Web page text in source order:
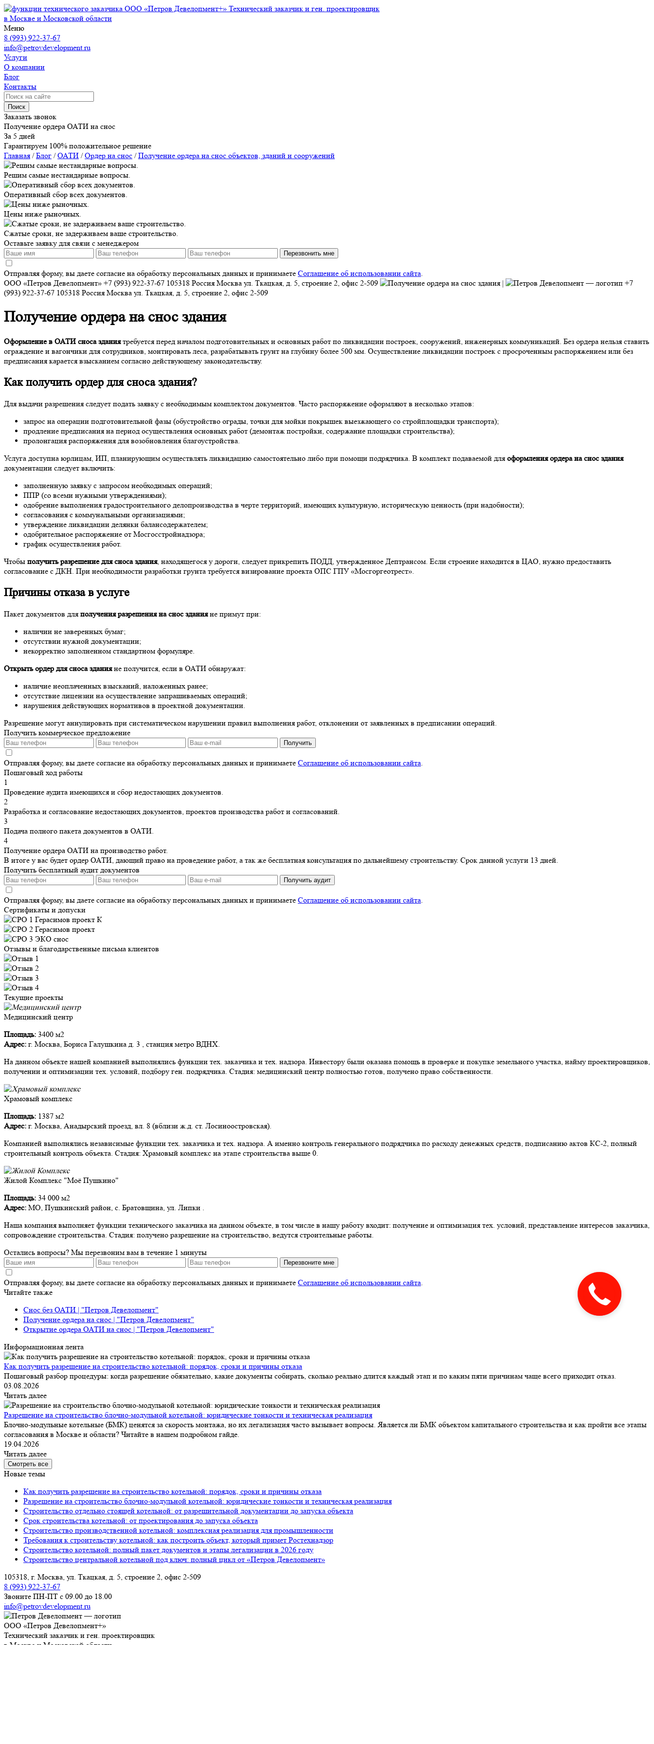
ООО «Петров Девелопмент+» Технический заказчик и ген. проектировщик
в Москве и Московской области
Меню
8 (993) 922-37-67
info@petrovdevelopment.ru
Услуги
О компании
Блог
Контакты
Поиск
Заказать звонок
Получение ордера ОАТИ на снос
За 5 дней
Гарантируем 100% положительное решение
Главная /Блог /ОАТИ /Ордер на снос /Получение ордера на снос объектов, зданий и сооружений
Решим самые нестандарные вопросы.
Оперативный сбор всех документов.
Цены ниже рыночных.
Сжатые сроки, не задерживаем ваше строительство.
Оставьте заявку для связи с менеджером
Перезвонить мне
Отправляя форму, вы даете согласие на обработку персональных данных и принимаете Соглашение об использовании сайта.
ООО «Петров Девелопмент» +7 (993) 922-37-67 105318 Россия Москва ул. Ткацкая, д. 5, строение 2, офис 2-509
+7
(993) 922-37-67 105318 Россия Москва ул. Ткацкая, д. 5, строение 2, офис 2-509
Получение ордера на снос здания
Оформление в ОАТИ сноса зданиятребуется перед началом подготовительных и основных работ по ликвидации построек, сооружений, инженерных коммуникаций. Без ордера нельзя ставить
ограждение и вагончики для сотрудников, монтировать леса, разрабатывать грунт на глубину более 500 мм. Осуществление ликвидации построек с просроченным распоряжением или без
предписания карается взысканием согласно действующему законодательству.
Какполучить ордер для сноса здания?
Для выдачи разрешения следует подать заявку с необходимым комплектом документов. Часто распоряжение оформляют в несколько этапов:
запрос на операции подготовительной фазы (обустройство ограды, точки для мойки покрышек выезжающего со стройплощадки транспорта);
продление предписания на период осуществления основных работ (демонтаж постройки, содержание площадки строительства);
пролонгация распоряжения для возобновления благоустройства.
Услуга доступна юрлицам, ИП, планирующим осуществлять ликвидацию самостоятельно либо при помощи подрядчика. В комплект подаваемой для оформления ордера на снос здания
документации следует включить:
заполненную заявку с запросом необходимых операций;
ППР (со всеми нужными утверждениями);
одобрение выполнения градостроительного делопроизводства в черте территорий, имеющих культурную, историческую ценность (при надобности);
согласования с коммунальными организациями;
утверждение ликвидации делянки балансодержателем;
одобрительное распоряжение от Мосгосстройнадзора;
график осуществления работ.
Чтобы получить разрешение для сноса здания, находящегося у дороги, следует прикрепить ПОДД, утвержденное Дептрансом. Если строение находится в ЦАО, нужно предоставить
согласование с ДКН. При необходимости разработки грунта требуется визирование проекта ОПС ГПУ «Мосгоргеотрест».
Причины отказа в услуге
Пакет документов для получения разрешения на снос зданияне примут при:
наличии не заверенных бумаг;
отсутствии нужной документации;
некорректно заполненном стандартном формуляре.
Открыть ордер для сноса зданияне получится, если в ОАТИ обнаружат:
наличие неоплаченных взысканий, наложенных ранее;
отсутствие лицензии на осуществление запрашиваемых операций;
нарушения действующих нормативов в проектной документации.
Разрешение могут аннулировать при систематическом нарушении правил выполнения работ, отклонении от заявленных в предписании операций.
Получить коммерческое предложение
Получить
Отправляя форму, вы даете согласие на обработку персональных данных и принимаете Соглашение об использовании сайта
Пошаговый ход работы
1
Проведение аудита имеющихся и сбор недостающих документов.
2
Разработка и согласование недостающих документов, проектов производства работ и согласований.
3
Подача полного пакета документов в ОАТИ.
4
Получение ордера ОАТИ на производство работ.
В итоге у вас будет ордер ОАТИ, дающий право на проведение работ, а так же бесплатная консультация по дальнейшему строительству. Срок данной услуги 13 дней.
Получить бесплатный аудит документов
Получить аудит
Отправляя форму, вы даете согласие на обработку персональных данных и принимаете Соглашение об использовании сайта
Сертификаты и допуски
Отзывы и благодарственные письма клиентов
Текущие проекты
Медицинский центр
Площадь: 3400 м2
Адрес: г. Москва, Бориса Галушкина д. 3 , станция метро ВДНХ.
На данном объекте нашей компанией выполнялись функции тех. заказчика и тех. надзора. Инвестору были оказана помощь в проверке и покупке земельного участка, найму проектировщиков,
получении и оптимизации тех. условий, подбору ген. подрядчика. Стадия: медицинский центр полностью готов, получено право собственности.
Храмовый комплекс
Площадь: 1387 м2
Адрес: г. Москва, Анадырский проезд, вл. 8 (вблизи ж.д. ст. Лосиноостровская).
Компанией выполнялись независимые функции тех. заказчика и тех. надзора. А именно контроль генерального подрядчика по расходу денежных средств, подписанию актов КС-2, полный
строительный контроль объекта. Стадия: Храмовый комплекс на этапе строительства выше 0.
Жилой Комплекс "Моё Пушкино"
Площадь: 34 000 м2
Адрес: МО, Пушкинский район, с. Братовщина, ул. Липки .
Наша компания выполняет функции технического заказчика на данном объекте, в том числе в нашу работу входит: получение и оптимизация тех. условий, представление интересов заказчика,
сопровождение строительства. Стадия: получено разрешение на строительство, ведутся строительные работы.
Остались вопросы? Мы перезвоним вам в течение 1 минуты
Перезвоните мне
Отправляя форму, вы даете согласие на обработку персональных данных и принимаете Соглашение об использовании сайта
Читайте также
Снос без ОАТИ | "Петров Девелопмент"
Получение ордера на снос | "Петров Девелопмент"
Открытие ордера ОАТИ на снос | "Петров Девелопмент"
Информационная лента
Как получить разрешение на строительство котельной: порядок, сроки и причины отказа
Пошаговый разбор процедуры: когда разрешение обязательно, какие документы собирать, сколько реально длится каждый этап и по каким пяти причинам чаще всего приходит отказ.
03.08.2026
Читать далее
Разрешение на строительство блочно-модульной котельной: юридические тонкости и техническая реализация
Блочно-модульные котельные (БМК) ценятся за скорость монтажа, но их легализация часто вызывает вопросы. Является ли БМК объектом капитального строительства и как пройти все этапы
согласования в Москве и области? Читайте в нашем подробном гайде.
19.04.2026
Читать далее
Смотреть все
Новые темы
Как получить разрешение на строительство котельной: порядок, сроки и причины отказа
Разрешение на строительство блочно-модульной котельной: юридические тонкости и техническая реализация
Строительство отдельно стоящей котельной: от разрешительной документации до запуска объекта
Срок строительства котельной: от проектирования до запуска объекта
Строительство производственной котельной: комплексная реализация для промышленности
Требования к строительству котельной: как построить объект, который примет Ростехнадзор
Строительство котельной: полный пакет документов и этапы легализации в 2026 году
Строительство центральной котельной под ключ: полный цикл от «Петров Девелопмент»
105318, г. Москва, ул. Ткацкая, д. 5, строение 2, офис 2-509
8 (993) 922-37-67
Звоните ПН-ПТ с 09.00 до 18.00
info@petrovdevelopment.ru
ООО «Петров Девелопмент+»
Технический заказчик и ген. проектировщик
в Москве и Московской области